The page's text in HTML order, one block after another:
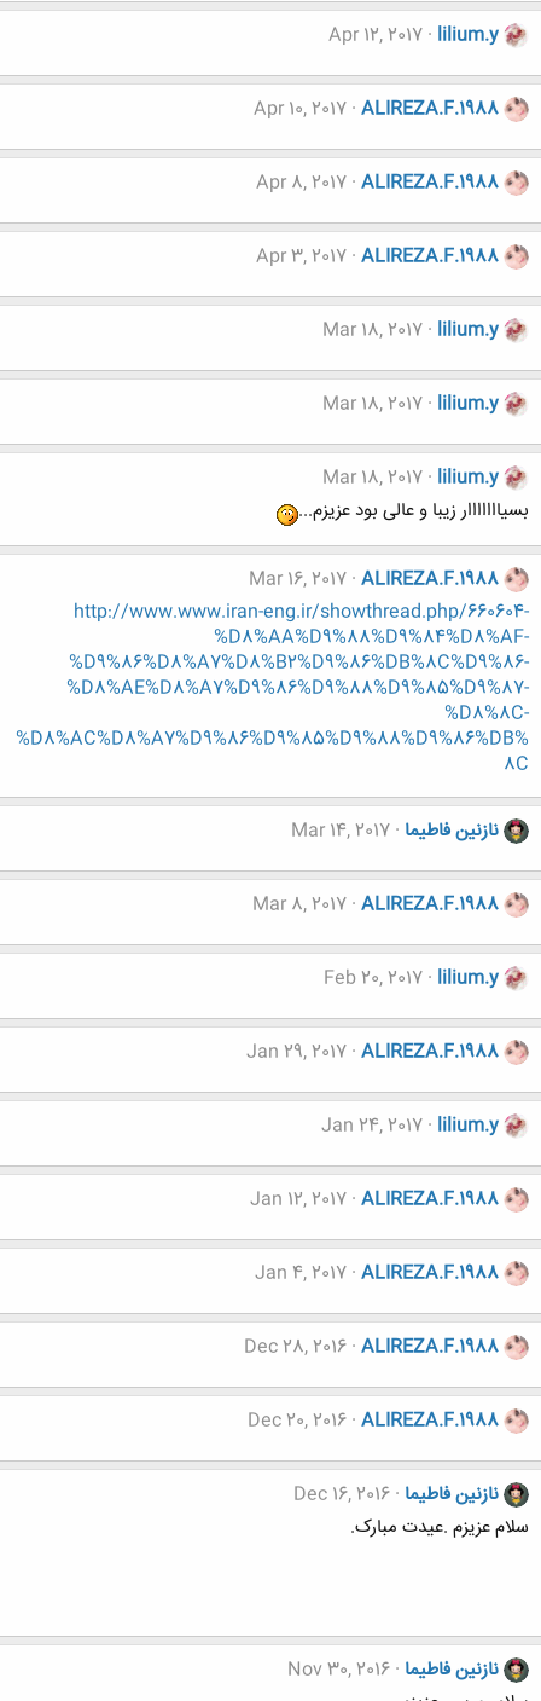
lilium.y
Apr 12, 2017
ALIREZA.F.1988
Apr 10, 2017
ALIREZA.F.1988
Apr 8, 2017
ALIREZA.F.1988
Apr 3, 2017
lilium.y
Mar 18, 2017
lilium.y
Mar 18, 2017
lilium.y
Mar 18, 2017
بسیااااااار زیبا و عالی بود عزیزم...
ALIREZA.F.1988
Mar 16, 2017
http://www.www.iran-eng.ir/showthread.php/660604-
%D8%AA%D9%88%D9%84%D8%AF-
%D9%86%D8%A7%D8%B2%D9%86%DB%8C%D9%86-
%D8%AE%D8%A7%D9%86%D9%88%D9%85%D9%87-
%D8%8C-
%D8%AC%D8%A7%D9%86%D9%85%D9%88%D9%86%DB%
8C
نازنین فاطیما Mar 14, 2017
ALIREZA.F.1988
Mar 8, 2017
lilium.y
Feb 20, 2017
ALIREZA.F.1988
Jan 29, 2017
lilium.y
Jan 24, 2017
ALIREZA.F.1988
Jan 12, 2017
ALIREZA.F.1988
Jan 4, 2017
ALIREZA.F.1988
Dec 28, 2016
ALIREZA.F.1988
Dec 20, 2016
نازنین فاطیما Dec 16, 2016
سلام عزیزم .عیدت مبارک.
نازنین فاطیما Nov 30, 2016